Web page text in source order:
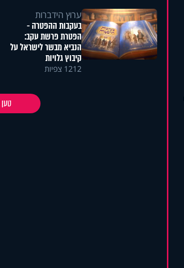
ערוץ הידברות
בעקבות ההפטרה -
הפטרת פרשת עקב:
הנביא מבשר לישראל על
קיבוץ גלויות
1212 צפיות